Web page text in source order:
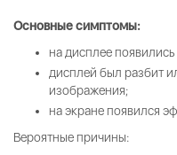
Основные симптомы:
на дисплее
дисплей был разбит
изображения;
на экране появился
Вероятные причины: